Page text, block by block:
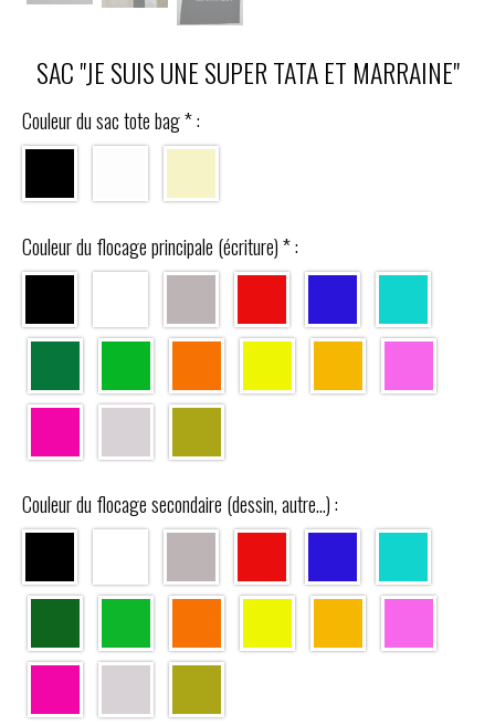
SAC "JE SUIS UNE SUPER TATA ET MARRAINE"
Couleur du sac tote bag*:
Couleur du flocage principale (écriture)*:
Couleur du flocage secondaire (dessin, autre...) :